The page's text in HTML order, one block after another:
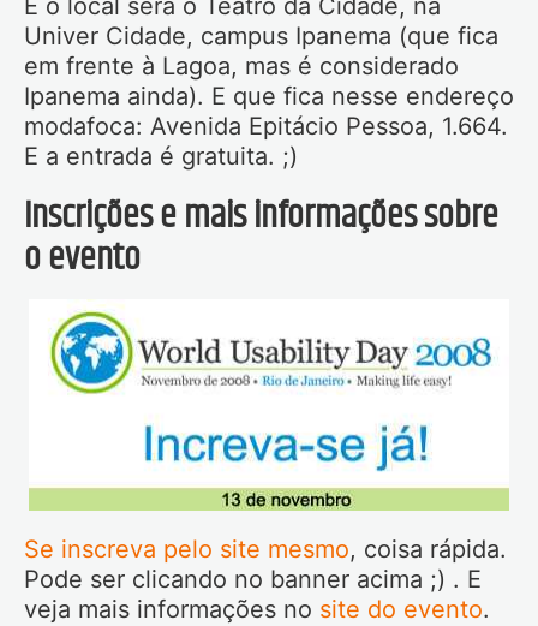
E o local será o Teatro da Cidade, na
Univer Cidade, campus Ipanema (que fica
em frente à Lagoa, mas é considerado
Ipanema ainda). E que fica nesse endereço
modafoca: Avenida Epitácio Pessoa, 1.664.
E a entrada é gratuita. ;)
Inscrições e mais informações sobre
o evento
Se inscreva pelo site mesmo, coisa rápida.
Pode ser clicando no banner acima ;) . E
veja mais informações no site do evento.